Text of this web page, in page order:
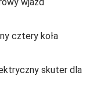
cztery koła
skuter dla